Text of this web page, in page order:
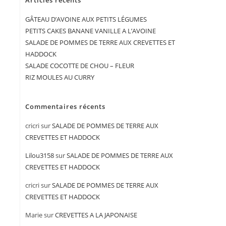
GÂTEAU D’AVOINE AUX PETITS LÉGUMES
PETITS CAKES BANANE VANILLE A L’AVOINE
SALADE DE POMMES DE TERRE AUX CREVETTES ET
HADDOCK
SALADE COCOTTE DE CHOU – FLEUR
RIZ MOULES AU CURRY
Commentaires récents
cricrisurSALADE DE POMMES DE TERRE AUX
CREVETTES ET HADDOCK
Lilou3158surSALADE DE POMMES DE TERRE AUX
CREVETTES ET HADDOCK
cricrisurSALADE DE POMMES DE TERRE AUX
CREVETTES ET HADDOCK
MariesurCREVETTES A LA JAPONAISE